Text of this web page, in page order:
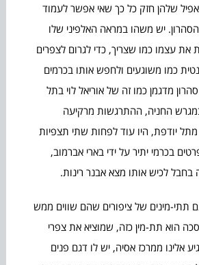
שלהן חזק כל כך שאי אפשר לעמוד
הסהרון. יש משהו במראה האלפיני שלו
את עצמו כמו שצריך, כדי לגרום לצפרים
כמו משוגעים ולחפש אותו בכרמים
מדגמן כמו זה של אוריאל לוי בתל
החניה, ההתרגשות מרקיעה
יודפת, היו עוד לפחות שתי תצפיות
בכרמי יתיר על ידי בארי אברמוב,
בחבל לכיש אותו מצא אבנר רינות.
תתי-מינים של ציפורים שהם שווים ממש
הוא תת-מין כזה, שמוציא את צפרי
אלינו ממרכז אסיה, יש לו דגם פנים